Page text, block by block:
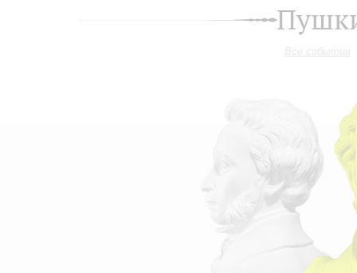
Все события